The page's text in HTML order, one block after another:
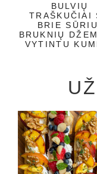
BULVIŲ
TRAŠKUČIAI
BRIE SŪRIU,
BRUKNIŲ
VYTINTU